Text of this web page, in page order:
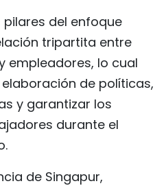
del enfoque
tripartita entre
empleadores, lo cual
de políticas,
y garantizar los
durante el
de Singapur,